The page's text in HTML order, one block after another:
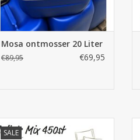
Mosa ontmosser 20 Liter
€89,95 €69,95
SALE
Julia's Mix 450st.